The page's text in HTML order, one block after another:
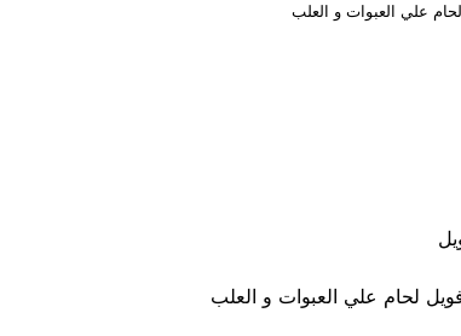
علي العبوات و العلب
لحام علي العبوات و العلب